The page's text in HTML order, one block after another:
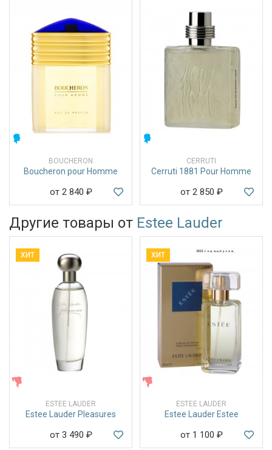
BOUCHERON
Boucheron pour Homme
от 2 840 ₽
CERRUTI
Cerruti 1881 Pour Homme
от 2 850 ₽
Другие товары от Estee Lauder
ХИТ
ESTEE LAUDER
Estee Lauder Pleasures
от 3 490 ₽
ХИТ
ESTEE LAUDER
Estee Lauder Estee
от 1 100 ₽